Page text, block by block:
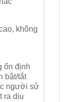
không
ổn định
bật/tắt
người sử
ra dịu